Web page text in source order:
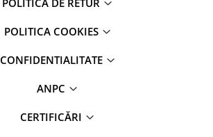
POLITICA COOKIES
CONFIDENTIALITATE
ANPC
CERTIFICĂRI